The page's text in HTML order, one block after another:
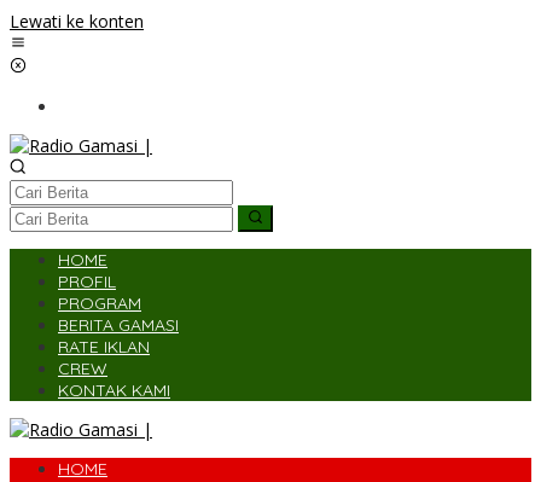
Lewati ke konten
HOME
PROFIL
PROGRAM
BERITA GAMASI
RATE IKLAN
CREW
KONTAK KAMI
HOME